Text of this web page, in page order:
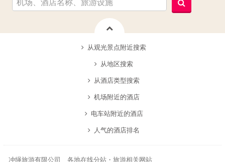
从观光景点附近搜索
从地区搜索
从酒店类型搜索
机场附近的酒店
电车站附近的酒店
人气的酒店排名
冲绳旅游有限公司 各地在线分站・旅游相关网站